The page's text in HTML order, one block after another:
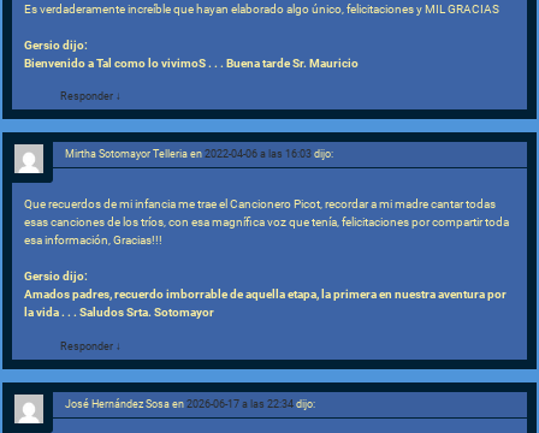
Es verdaderamente increíble que hayan elaborado algo único, felicitaciones y MIL GRACIAS
Gersio dijo:
Bienvenido a Tal como lo vivimoS . . . Buena tarde Sr. Mauricio
Responder ↓
Mirtha Sotomayor Telleria en2022-04-06 a las 16:03 dijo:
Que recuerdos de mi infancia me trae el Cancionero Picot, recordar a mi madre cantar todas
esas canciones de los tríos, con esa magnífica voz que tenía, felicitaciones por compartir toda
esa información, Gracias!!!
Gersio dijo:
Amados padres, recuerdo imborrable de aquella etapa, la primera en nuestra aventura por
la vida . . . Saludos Srta. Sotomayor
Responder ↓
José Hernández Sosa en2026-06-17 a las 22:34 dijo: